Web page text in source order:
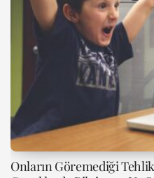
Onların Göremediği